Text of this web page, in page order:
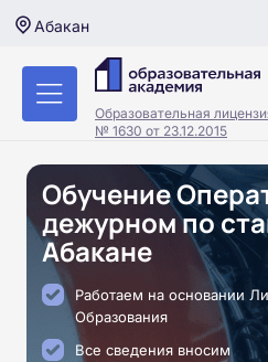
Абакан
Образовательная
№ 1630 от 23.12.2015
Обучение
дежурном по
Абакане
Работаем на основании
Образования
Все сведения вносим